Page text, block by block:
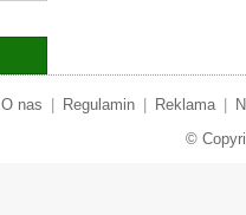
O nas Regulamin Reklama
©